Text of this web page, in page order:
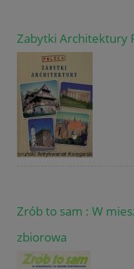
Zabytki Architektury
Zrób to sam : W
zbiorowa